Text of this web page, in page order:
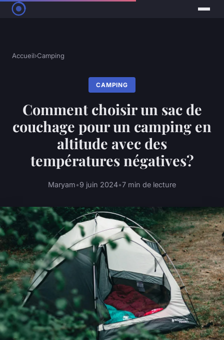
Accueil›Camping
CAMPING
Comment choisir un sac de
couchage pour un camping en
altitude avec des
températures négatives?
Maryam•9 juin 2024•7 min de lecture